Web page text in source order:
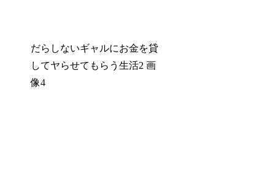
だらしないギャルにお金を貸
してヤらせてもらう生活2 画
像4